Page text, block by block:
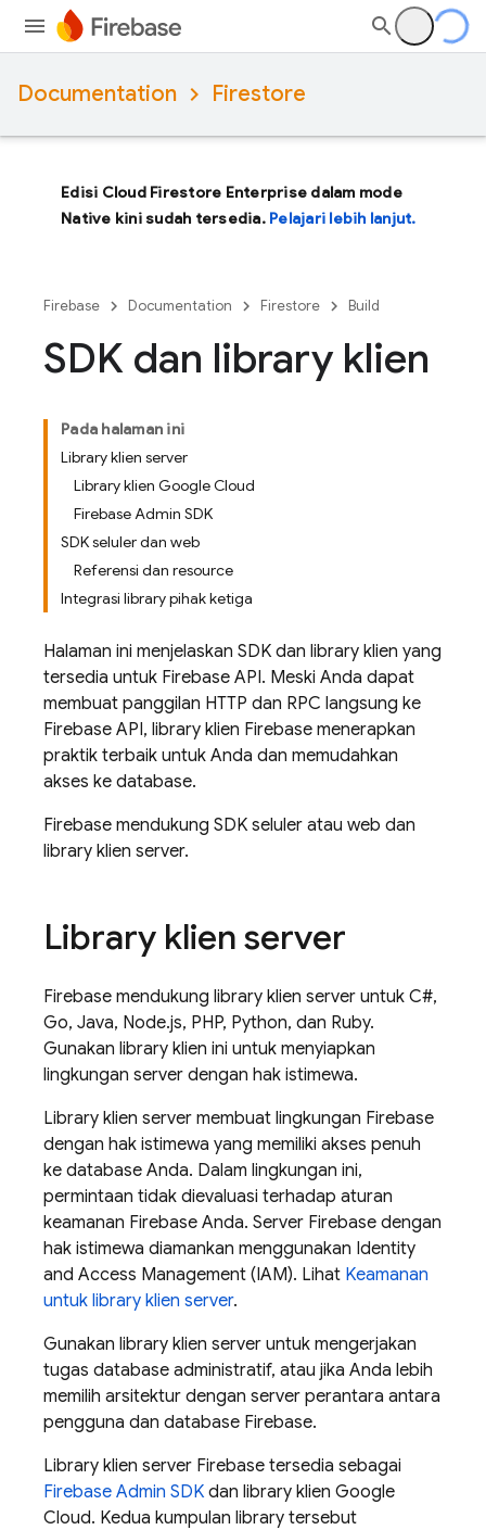
Documentation Firestore
Edisi Cloud Firestore Enterprise dalam mode
Native kini sudah tersedia. Pelajari lebih lanjut.
Firebase Documentation Firestore Build
SDK dan library klien
Pada halaman ini
Library klien server
Library klien Google Cloud
Firebase Admin SDK
SDK seluler dan web
Referensi dan resource
Integrasi library pihak ketiga
Halaman ini menjelaskan SDK dan library klien yang
tersedia untuk Firebase API. Meski Anda dapat
membuat panggilan HTTP dan RPC langsung ke
Firebase API, library klien Firebase menerapkan
praktik terbaik untuk Anda dan memudahkan
akses ke database.
Firebase mendukung SDK seluler atau web dan
library klien server.
Library klien server
Firebase mendukung library klien server untuk C#,
Go, Java, Node.js, PHP, Python, dan Ruby.
Gunakan library klien ini untuk menyiapkan
lingkungan server dengan hak istimewa.
Library klien server membuat lingkungan Firebase
dengan hak istimewa yang memiliki akses penuh
ke database Anda. Dalam lingkungan ini,
permintaan tidak dievaluasi terhadap aturan
keamanan Firebase Anda. Server Firebase dengan
hak istimewa diamankan menggunakan Identity
and Access Management (IAM). Lihat Keamanan
untuk library klien server.
Gunakan library klien server untuk mengerjakan
tugas database administratif, atau jika Anda lebih
memilih arsitektur dengan server perantara antara
pengguna dan database Firebase.
Library klien server Firebase tersedia sebagai
Firebase Admin SDK dan library klien Google
Cloud. Kedua kumpulan library tersebut